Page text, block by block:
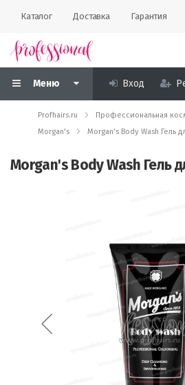
Каталог Доставка Гарантия
Меню Вход
Profhairs.ru Профессиональная
Morgan's
Morgan's Body Wash Гель
Morgan's Body Wash Гель